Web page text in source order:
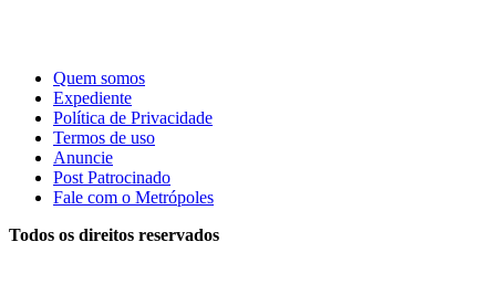
Quem somos
Expediente
Política de Privacidade
Termos de uso
Anuncie
Post Patrocinado
Fale com o Metrópoles
Todos os direitos reservados